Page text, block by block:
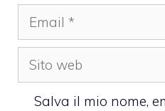
Email
Sito
web
Salva il mio nome,